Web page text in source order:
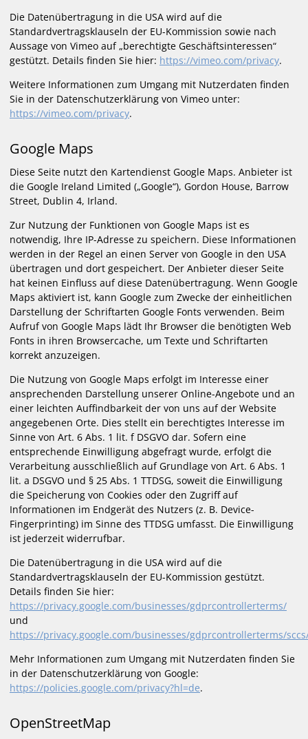
Die Datenübertragung in die USA wird auf die
Standardvertragsklauseln der EU-Kommission sowie nach
Aussage von Vimeo auf „berechtigte Geschäftsinteressen“
gestützt. Details finden Sie hier: https://vimeo.com/privacy.
Weitere Informationen zum Umgang mit Nutzerdaten finden
Sie in der Datenschutzerklärung von Vimeo unter:
https://vimeo.com/privacy.
Google Maps
Diese Seite nutzt den Kartendienst Google Maps. Anbieter ist
die Google Ireland Limited („Google“), Gordon House, Barrow
Street, Dublin 4, Irland.
Zur Nutzung der Funktionen von Google Maps ist es
notwendig, Ihre IP-Adresse zu speichern. Diese Informationen
werden in der Regel an einen Server von Google in den USA
übertragen und dort gespeichert. Der Anbieter dieser Seite
hat keinen Einfluss auf diese Datenübertragung. Wenn Google
Maps aktiviert ist, kann Google zum Zwecke der einheitlichen
Darstellung der Schriftarten Google Fonts verwenden. Beim
Aufruf von Google Maps lädt Ihr Browser die benötigten Web
Fonts in ihren Browsercache, um Texte und Schriftarten
korrekt anzuzeigen.
Die Nutzung von Google Maps erfolgt im Interesse einer
ansprechenden Darstellung unserer Online-Angebote und an
einer leichten Auffindbarkeit der von uns auf der Website
angegebenen Orte. Dies stellt ein berechtigtes Interesse im
Sinne von Art. 6 Abs. 1 lit. f DSGVO dar. Sofern eine
entsprechende Einwilligung abgefragt wurde, erfolgt die
Verarbeitung ausschließlich auf Grundlage von Art. 6 Abs. 1
lit. a DSGVO und § 25 Abs. 1 TTDSG, soweit die Einwilligung
die Speicherung von Cookies oder den Zugriff auf
Informationen im Endgerät des Nutzers (z. B. Device-
Fingerprinting) im Sinne des TTDSG umfasst. Die Einwilligung
ist jederzeit widerrufbar.
Die Datenübertragung in die USA wird auf die
Standardvertragsklauseln der EU-Kommission gestützt.
Details finden Sie hier:
https://privacy.google.com/businesses/gdprcontrollerterms/
und
https://privacy.google.com/businesses/gdprcontrollerterms/
Mehr Informationen zum Umgang mit Nutzerdaten finden Sie
in der Datenschutzerklärung von Google:
https://policies.google.com/privacy?hl=de.
OpenStreetMap